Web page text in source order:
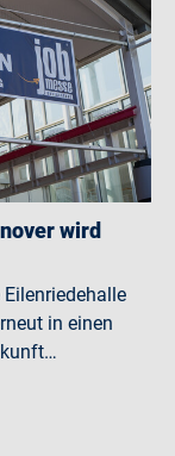
wird
in einen